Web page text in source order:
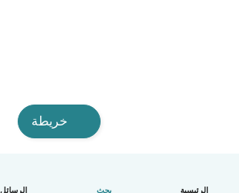
الرئيسية بحث الرسائل
خريطة